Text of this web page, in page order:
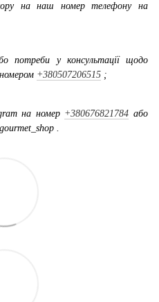
на наш номер телефону на
потреби у консультації щодо
+380507206515 ;
на номер +380676821784 або
.